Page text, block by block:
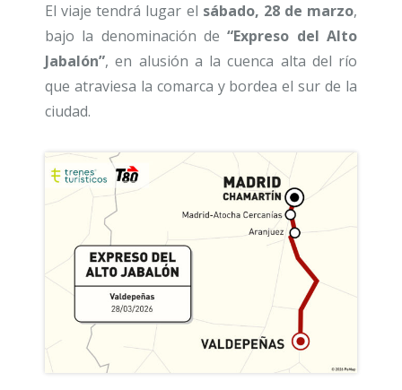
El viaje tendrá lugar el sábado, 28 de marzo,
bajo la denominación de“Expreso del Alto
Jabalón”, en alusión a la cuenca alta del río
que atraviesa la comarca y bordea el sur de la
ciudad.